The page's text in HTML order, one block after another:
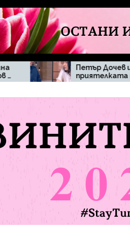
Петър Дочев и
приятелката му са
се разделили,